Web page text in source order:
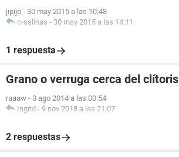
jipijo - 30 may 2015 a las 10:48
c-salinas - 30 may 2015 a las 14:11
1 respuesta
Grano o verruga cerca del clítoris
raaaw - 3 ago 2014 a las 00:54
Ingrid - 9 nov 2018 a las 21:07
2 respuestas